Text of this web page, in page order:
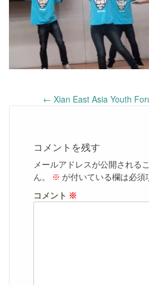
navigation
← Xian East Asia Youth
コメントを残す
メールアドレスが公開される
ん。
※ が付いている欄は必須
コメント ※